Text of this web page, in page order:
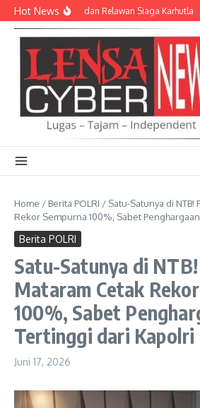
Lewati ke konten
Hot NewsTNI-Polri dan Relawan Siaga Karhutla
Home / Berita POLRI / Satu-Satunya di NTB!
Rekor Sempurna 100%, Sabet
Berita POLRI
Satu-Satunya di
Mataram Cetak
100%, Sabet
Tertinggi dari Kapolri
Juni 17, 2026